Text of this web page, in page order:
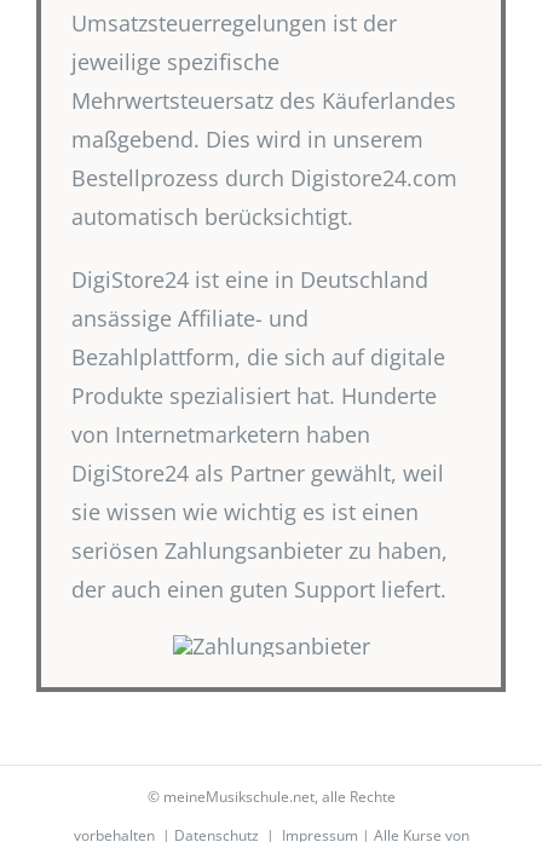
Umsatzsteuerregelungen ist der
jeweilige spezifische
Mehrwertsteuersatz des Käuferlandes
maßgebend. Dies wird in unserem
Bestellprozess durch Digistore24.com
automatisch berücksichtigt.
DigiStore24 ist eine in Deutschland
ansässige Affiliate- und
Bezahlplattform, die sich auf digitale
Produkte spezialisiert hat. Hunderte
von Internetmarketern haben
DigiStore24 als Partner gewählt, weil
sie wissen wie wichtig es ist einen
seriösen Zahlungsanbieter zu haben,
der auch einen guten Support liefert.
© meineMusikschule.net, alle Rechte
vorbehalten | Datenschutz | Impressum | Alle Kurse von